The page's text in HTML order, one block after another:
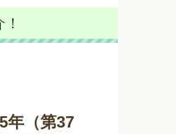
年（第37